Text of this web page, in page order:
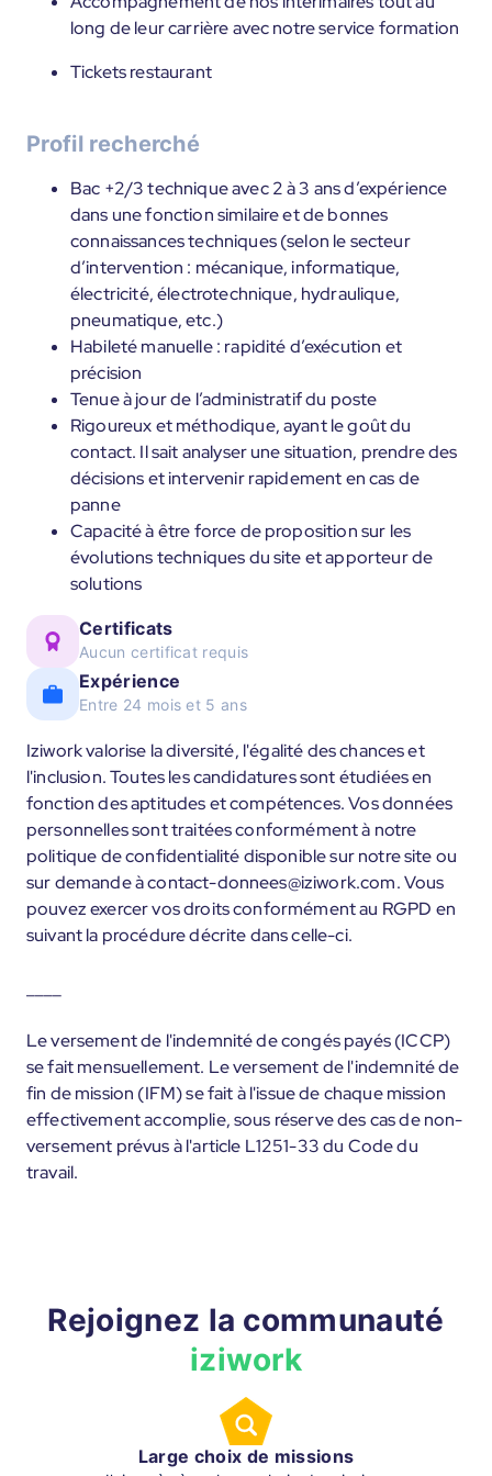
long de leur carrière avec notre service formation
Tickets restaurant
Profil recherché
Bac +2/3 technique avec 2 à 3 ans d’expérience
dans une fonction similaire et de bonnes
connaissances techniques (selon le secteur
d’intervention : mécanique, informatique,
électricité, électrotechnique, hydraulique,
pneumatique, etc.)
Habileté manuelle : rapidité d’exécution et
précision
Tenue à jour de l’administratif du poste
Rigoureux et méthodique, ayant le goût du
contact. Il sait analyser une situation, prendre des
décisions et intervenir rapidement en cas de
panne
Capacité à être force de proposition sur les
évolutions techniques du site et apporteur de
solutions
Certificats
Aucun certificat requis
Expérience
Entre 24 mois et 5 ans
Iziwork valorise la diversité, l'égalité des chances et
l'inclusion. Toutes les candidatures sont étudiées en
fonction des aptitudes et compétences. Vos données
personnelles sont traitées conformément à notre
politique de confidentialité disponible sur notre site ou
sur demande à contact-donnees@iziwork.com. Vous
pouvez exercer vos droits conformément au RGPD en
suivant la procédure décrite dans celle-ci.
Le versement de l'indemnité de congés payés (ICCP)
se fait mensuellement. Le versement de l'indemnité de
fin de mission (IFM) se fait à l'issue de chaque mission
effectivement accomplie, sous réserve des cas de non-
versement prévus à l'article L1251-33 du Code du
travail.
Rejoignez la communauté
iziwork
Large choix de missions